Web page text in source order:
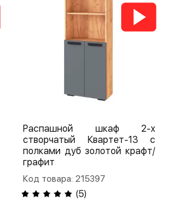
Распашной шкаф 2-х
створчатый Квартет-13 с
полками дуб золотой крафт/
графит
Код товара: 215397
(5)